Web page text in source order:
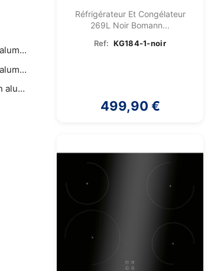
1 filtre à graisse en aluminium à 5 couches
1 filtre à graisse en aluminium à 5 couches
2 filtres à graisse en aluminium à 5 couches
Réfrigérateur Et Congélateur
269L Noir Bomann...
Ref: KG184-1-noir
499,90 €